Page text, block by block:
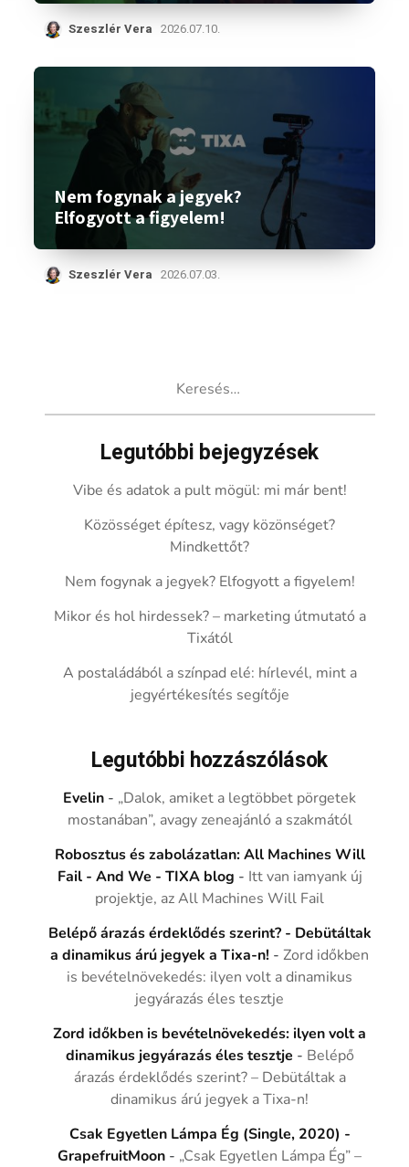
Szeszlér Vera 2026.07.10.
Nem fogynak a jegyek?
Elfogyott a figyelem!
Szeszlér Vera 2026.07.03.
Legutóbbi bejegyzések
Vibe és adatok a pult mögül: mi már bent!
Közösséget építesz, vagy közönséget?
Mindkettőt?
Nem fogynak a jegyek? Elfogyott a figyelem!
Mikor és hol hirdessek? – marketing útmutató a
Tixától
A postaládából a színpad elé: hírlevél, mint a
jegyértékesítés segítője
Legutóbbi hozzászólások
Evelin - „Dalok, amiket a legtöbbet pörgetek
mostanában”, avagy zeneajánló a szakmától
Robosztus és zabolázatlan: All Machines Will
Fail - And We - TIXA blog - Itt van iamyank új
projektje, az All Machines Will Fail
Belépő árazás érdeklődés szerint? - Debütáltak
a dinamikus árú jegyek a Tixa-n! -Zord időkben
is bevételnövekedés: ilyen volt a dinamikus
jegyárazás éles tesztje
Zord időkben is bevételnövekedés: ilyen volt a
dinamikus jegyárazás éles tesztje - Belépő
árazás érdeklődés szerint? – Debütáltak a
dinamikus árú jegyek a Tixa-n!
Csak Egyetlen Lámpa Ég (Single, 2020) -
GrapefruitMoon - „Csak Egyetlen Lámpa Ég” –